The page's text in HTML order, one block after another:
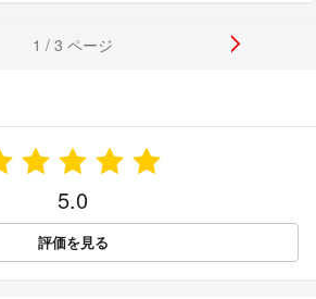
1 / 3 ページ
5.0
評価を見る